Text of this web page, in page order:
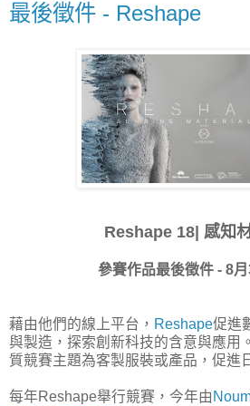
最後徵件 - Reshape
Reshape 18| 感知
參賽作品最後徵件 - 8
藉由他們的線上平台， Reshape促進
與製造，探索創新科技的含意與應用
質競賽主題為客製服裝或產品，促進
每年Reshape舉行競賽，今年由